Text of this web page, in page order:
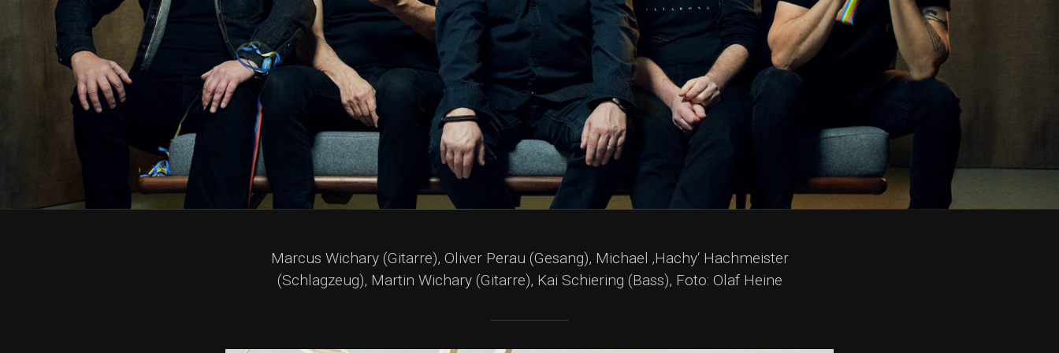
Marcus Wichary (Gitarre), Oliver Perau (Gesang), Michael ‚Hachy‘ Hachmeister
(Schlagzeug), Martin Wichary (Gitarre), Kai Schiering (Bass), Foto: Olaf Heine